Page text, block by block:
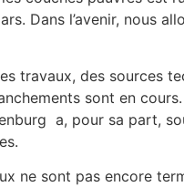
Dans l’avenir, nous
travaux, des
sont en
a, pour sa part,
ne sont pas encore